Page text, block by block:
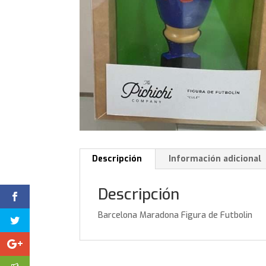
Descripción Información adicional
Descripción
Barcelona Maradona Figura de Futbolin